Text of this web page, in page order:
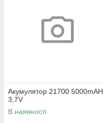
Акумулятор 21700 5000mAH
3,7V
В наявності